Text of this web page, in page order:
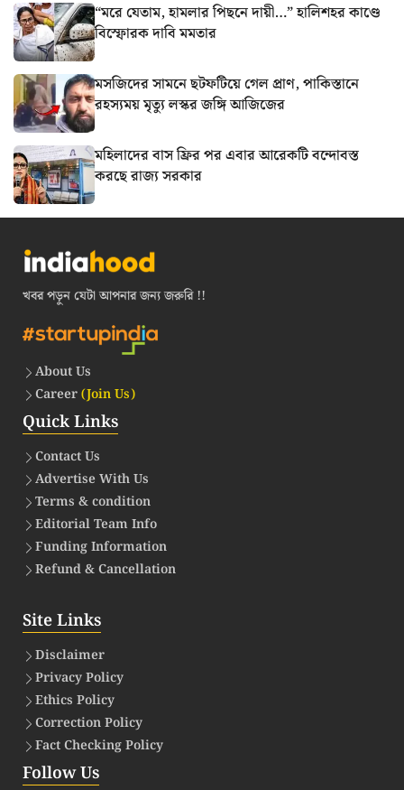
“মরে যেতাম, হামলার পিছনে দায়ী…” হালিশহর কাণ্ডে
বিস্ফোরক দাবি মমতার
মসজিদের সামনে ছটফটিয়ে গেল প্রাণ, পাকিস্তানে
রহস্যময় মৃত্যু লস্কর জঙ্গি আজিজের
মহিলাদের বাস ফ্রির পর এবার আরেকটি বন্দোবস্ত
করছে রাজ্য সরকার
খবর পড়ুন যেটা আপনার জন্য জরুরি !!
About Us
Career(Join Us)
Quick Links
Contact Us
Advertise With Us
Terms & condition
Editorial Team Info
Funding Information
Refund & Cancellation
Site Links
Disclaimer
Privacy Policy
Ethics Policy
Correction Policy
Fact Checking Policy
Follow Us